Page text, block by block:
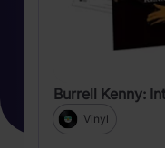
Burrell Kenny:
Vinyl